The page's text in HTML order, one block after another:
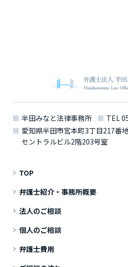
半田みなと法律事務所 TEL
愛知県半田市宮本町3丁目217番
セントラルビル2階203号室
TOP
弁護士紹介・事務所概要
法人のご相談
個人のご相談
弁護士費用